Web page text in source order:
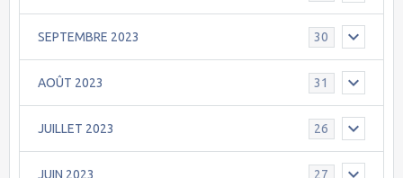
SEPTEMBRE 2023 30
AOÛT 2023 31
JUILLET 2023 26
JUIN 2023 27